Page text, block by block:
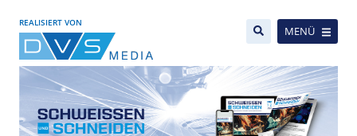
REALISIERT VON
MENÜ